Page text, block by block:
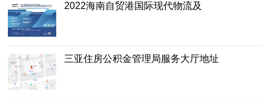
2022海南自贸港国际现代物流及
三亚住房公积金管理局服务大厅地址